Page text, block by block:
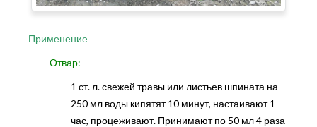
Применение
Отвар:
1 ст. л. свежей травы или листьев шпината на
250 мл воды кипятят 10 минут, настаивают 1
час, процеживают. Принимают по 50 мл 4 раза